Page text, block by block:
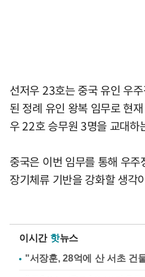
선저우 23호는 중국 유인 우
된 정례 유인 왕복 임무로 현
우 22호 승무원 3명을 교대하
중국은 이번 임무를 통해 우
장기체류 기반을 강화할 생각
이시간 핫뉴스
"서장훈, 28억에 산 서초 건